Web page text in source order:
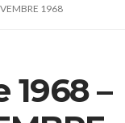
1968
–